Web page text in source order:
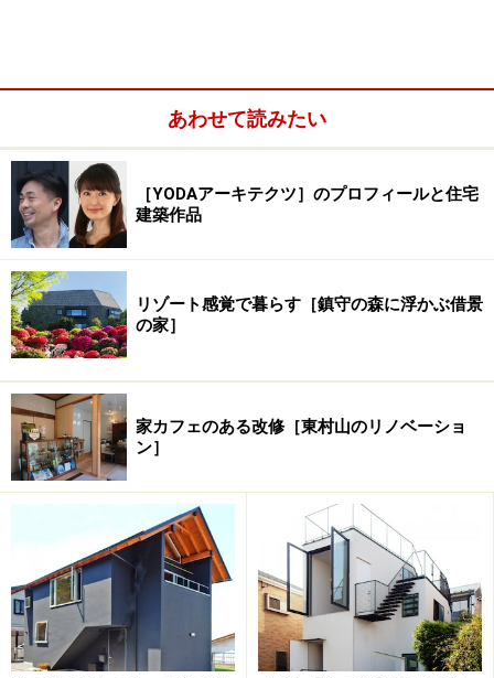
あわせて読みたい
［YODAアーキテクツ］のプロフィールと住宅
建築作品
リゾート感覚で暮らす［鎮守の森に浮かぶ借景
の家］
家カフェのある改修［東村山のリノベーショ
ン］